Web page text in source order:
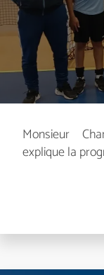
Monsieur
explique la